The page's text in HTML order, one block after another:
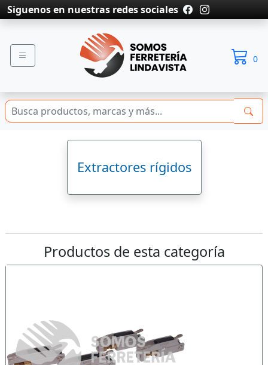
Siguenos en nuestras redes sociales
0
Extractores rígidos
Productos de esta categoría